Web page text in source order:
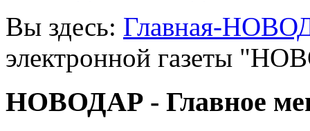
Вы здесь: Главная-
электронной газеты
НОВОДАР - Главное